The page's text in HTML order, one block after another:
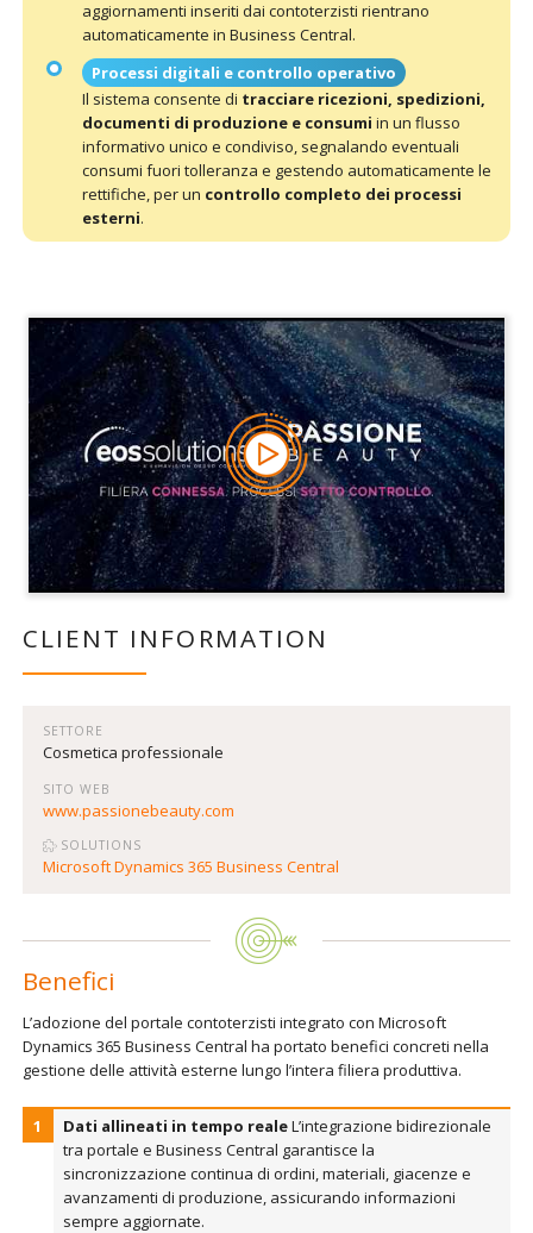
aggiornamenti inseriti dai contoterzisti rientrano
automaticamente in Business Central.
Processi digitali e controllo operativo
Il sistema consente di tracciare ricezioni, spedizioni,
documenti di produzione e consumi in un flusso
informativo unico e condiviso, segnalando eventuali
consumi fuori tolleranza e gestendo automaticamente le
rettifiche, per un controllo completo dei processi
esterni.
CLIENT INFORMATION
SETTORE
Cosmetica professionale
SITO WEB
www.passionebeauty.com
SOLUTIONS
Microsoft Dynamics 365 Business Central
Benefici
L’adozione del portale contoterzisti integrato con Microsoft
Dynamics 365 Business Central ha portato benefici concreti nella
gestione delle attività esterne lungo l’intera filiera produttiva.
Dati allineati in tempo realeL’integrazione bidirezionale
tra portale e Business Central garantisce la
sincronizzazione continua di ordini, materiali, giacenze e
avanzamenti di produzione, assicurando informazioni
sempre aggiornate.